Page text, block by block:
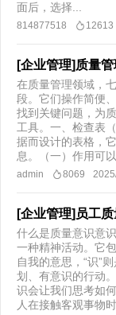
面后，选择...
814877518 12613
[企业管理]质量
在质量管理领域，
段。它们操作简便
找到关键问题，为
工具。一、检查表
据而设计的表格，
息。（一）作用可以
admin 8069
[企业管理]员工
什么是质量意识意
一种精神活动。它
自我的意思，“识”
划、有意识的行动
识会让我们思考如
人在接触客观事物